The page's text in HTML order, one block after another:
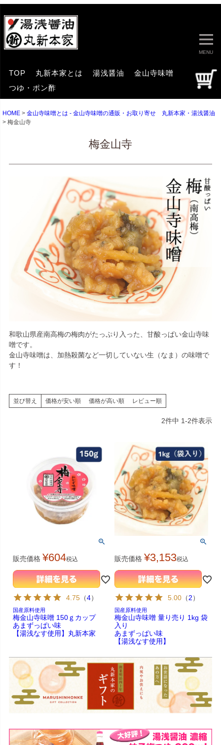
MENU
TOP 丸新本家とは 湯浅醤油
金山寺味噌
つゆ・ポン酢
HOME
金山寺味噌とは - 金山寺味噌の通販・お取り寄せ 丸新本家・湯浅醤油
梅金山寺
梅金山寺
和歌山県産南高梅の梅肉がたっぷり入った、甘酸っぱい金山寺味
噌です。
金山寺味噌は、加熱殺菌など一切していない生（なま）の味噌で
す！
並び替え 価格が安い順 価格が高い順 レビュー順
2件中 1-2件表示
販売価格 ¥604税込
4.75 （4）
国産原料使用
梅金山寺味噌 150ｇカップ
あまずっぱい味
【湯浅なす使用】丸新本家
販売価格 ¥3,153税込
5.00 （2）
国産原料使用
梅金山寺味噌 量り売り 1kg 袋
入り
あまずっぱい味
【湯浅なす使用】